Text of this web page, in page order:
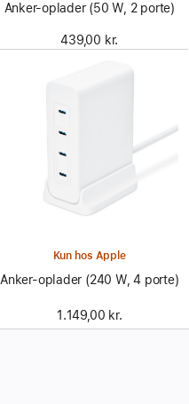
Anker-oplader (50 W, 2 porte)
439,00 kr.
Kun hos Apple
Anker-oplader (240 W, 4 porte)
1.149,00 kr.